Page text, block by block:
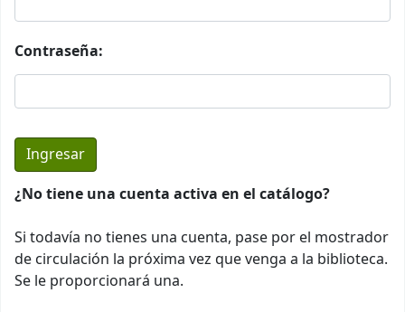
Contraseña:
¿No tiene una cuenta activa en el catálogo?
Si todavía no tienes una cuenta, pase por el mostrador
de circulación la próxima vez que venga a la biblioteca.
Se le proporcionará una.